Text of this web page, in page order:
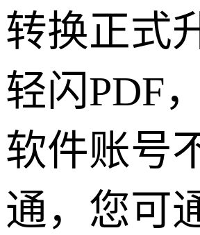
转换正式
轻闪PDF
软件账号
通，您可